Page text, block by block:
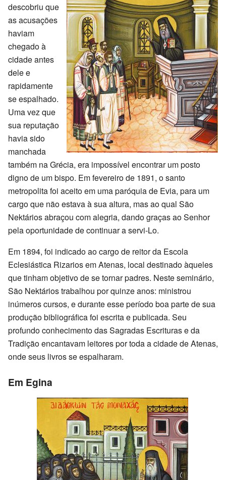
descobriu que
as acusações
haviam
chegado à
cidade antes
dele e
rapidamente
se espalhado.
Uma vez que
sua reputação
havia sido
manchada
também na Grécia, era impossível encontrar um posto
digno de um bispo. Em fevereiro de 1891, o santo
metropolita foi aceito em uma paróquia de Evia, para um
cargo que não estava à sua altura, mas ao qual São
Nektários abraçou com alegria, dando graças ao Senhor
pela oportunidade de continuar a servi-Lo.
Em 1894, foi indicado ao cargo de reitor da Escola
Eclesiástica Rizarios em Atenas, local destinado àqueles
que tinham objetivo de se tornar padres. Neste seminário,
São Nektários trabalhou por quinze anos: ministrou
inúmeros cursos, e durante esse período boa parte de sua
produção bibliográfica foi escrita e publicada. Seu
profundo conhecimento das Sagradas Escrituras e da
Tradição encantavam leitores por toda a cidade de Atenas,
onde seus livros se espalharam.
Em Egina